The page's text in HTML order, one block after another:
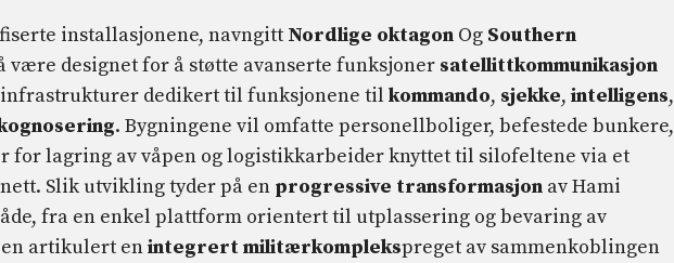
installasjonene, navngitt Nordlige oktagon Og Southern
være designet for å støtte avanserte funksjoner satellittkommunikasjon
dedikert til funksjonene til kommando, sjekke, intelligens,
. Bygningene vil omfatte personellboliger, befestede bunkere,
for lagring av våpen og logistikkarbeider knyttet til silofeltene via et
Slik utvikling tyder på en progressive transformasjon av Hami
fra en enkel plattform orientert til utplassering og bevaring av
artikulert enintegrert militærkomplekspreget av sammenkoblingen